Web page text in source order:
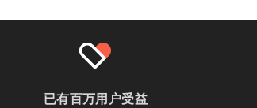
已有百万用户受益